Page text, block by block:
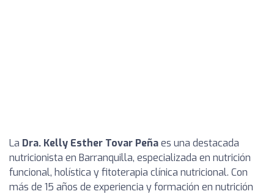
La Dra. Kelly Esther Tovar Peñaes una destacada
nutricionista en Barranquilla, especializada en nutrición
funcional, holística y fitoterapia clínica nutricional. Con
más de 15 años de experiencia y formación en nutrición